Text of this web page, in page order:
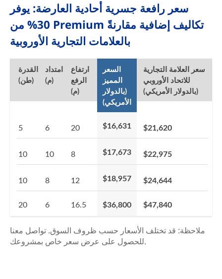
سعر رافعة جسرية أحادية العارضة: يوفر
30% من Premium تكاليف إضافية مقارنةً
بالعلامات التجارية الأوروبية
القدرة
(طن)
امتداد
(م)
ارتفاع
الرفع
(م)
السعر
المميز
(بالدولار
الأمريكي)
سعر العلامة التجارية
للاتحاد الأوروبي
(بالدولار الأمريكي)
5 6 20 $16,631 $21,620
10 10 8 $17,673 $22,975
10 8 12 $18,957 $24,644
20 6 16.5 $36,800 $47,840
ملاحظة: قد تختلف الأسعار حسب ظروف السوق. تواصل معنا
للحصول على عرض سعر خاص بمشروعك.